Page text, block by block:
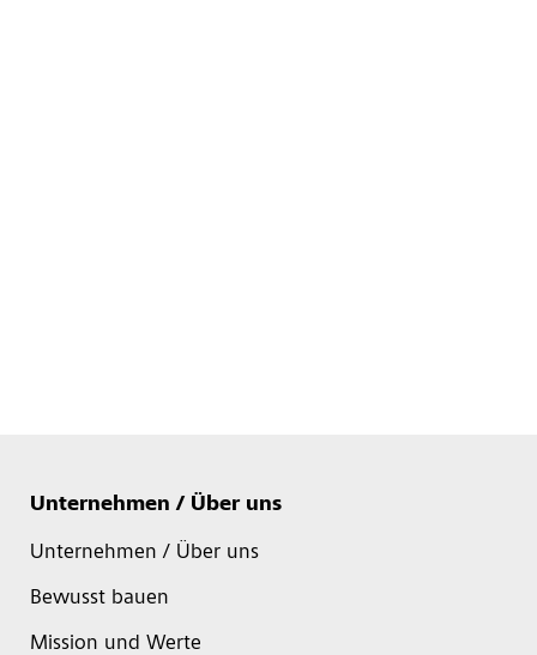
Unternehmen / Über uns
Unternehmen / Über uns
Bewusst bauen
Mission und Werte